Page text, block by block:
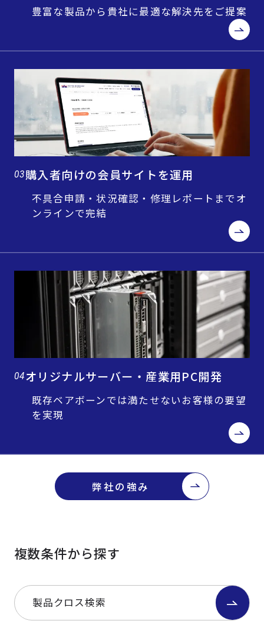
豊富な製品から貴社に最適な解決先をご提案
03購入者向けの会員サイトを運用
不具合申請・状況確認・修理レポートまでオ
ンラインで完結
04オリジナルサーバー・産業用PC開発
既存ベアボーンでは満たせないお客様の要望
を実現
弊社の強み
複数条件から探す
製品クロス検索